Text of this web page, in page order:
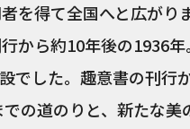
を得て全国へと広がり
から約10年後の1936
でした。趣意書の刊行
の道のりと、新たな美